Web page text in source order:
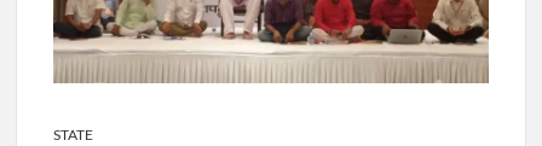
Secretary.
National Security Advisor (NSA) Ajit Doval, conferred with
STATE